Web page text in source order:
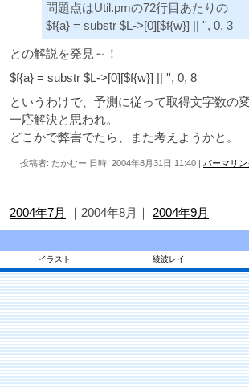
問題点はUtil.pmの72行目あたりの
$f{a} = substr $L->[0][$f{w}] || '', 0, 3
との解説を発見～！
$f{a} = substr $L->[0][$f{w}] || '', 0, 8
というわけで、予測に従って取得文字数の
一応解決と思われ。
どこかで弊害でたら、また考えようかと。
投稿者: たかむー 日時: 2004年8月31日 11:40 | パーマリン
2004年7月 ｜2004年8月｜ 2004年9月
イラスト 綾波レイ